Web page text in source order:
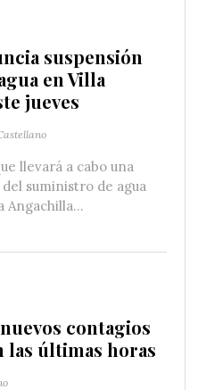
suspensión
en Villa
jueves
llevará a cabo una
suministro de agua
Angachilla...
contagios
las últimas horas